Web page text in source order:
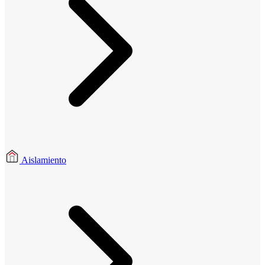
Aislamiento